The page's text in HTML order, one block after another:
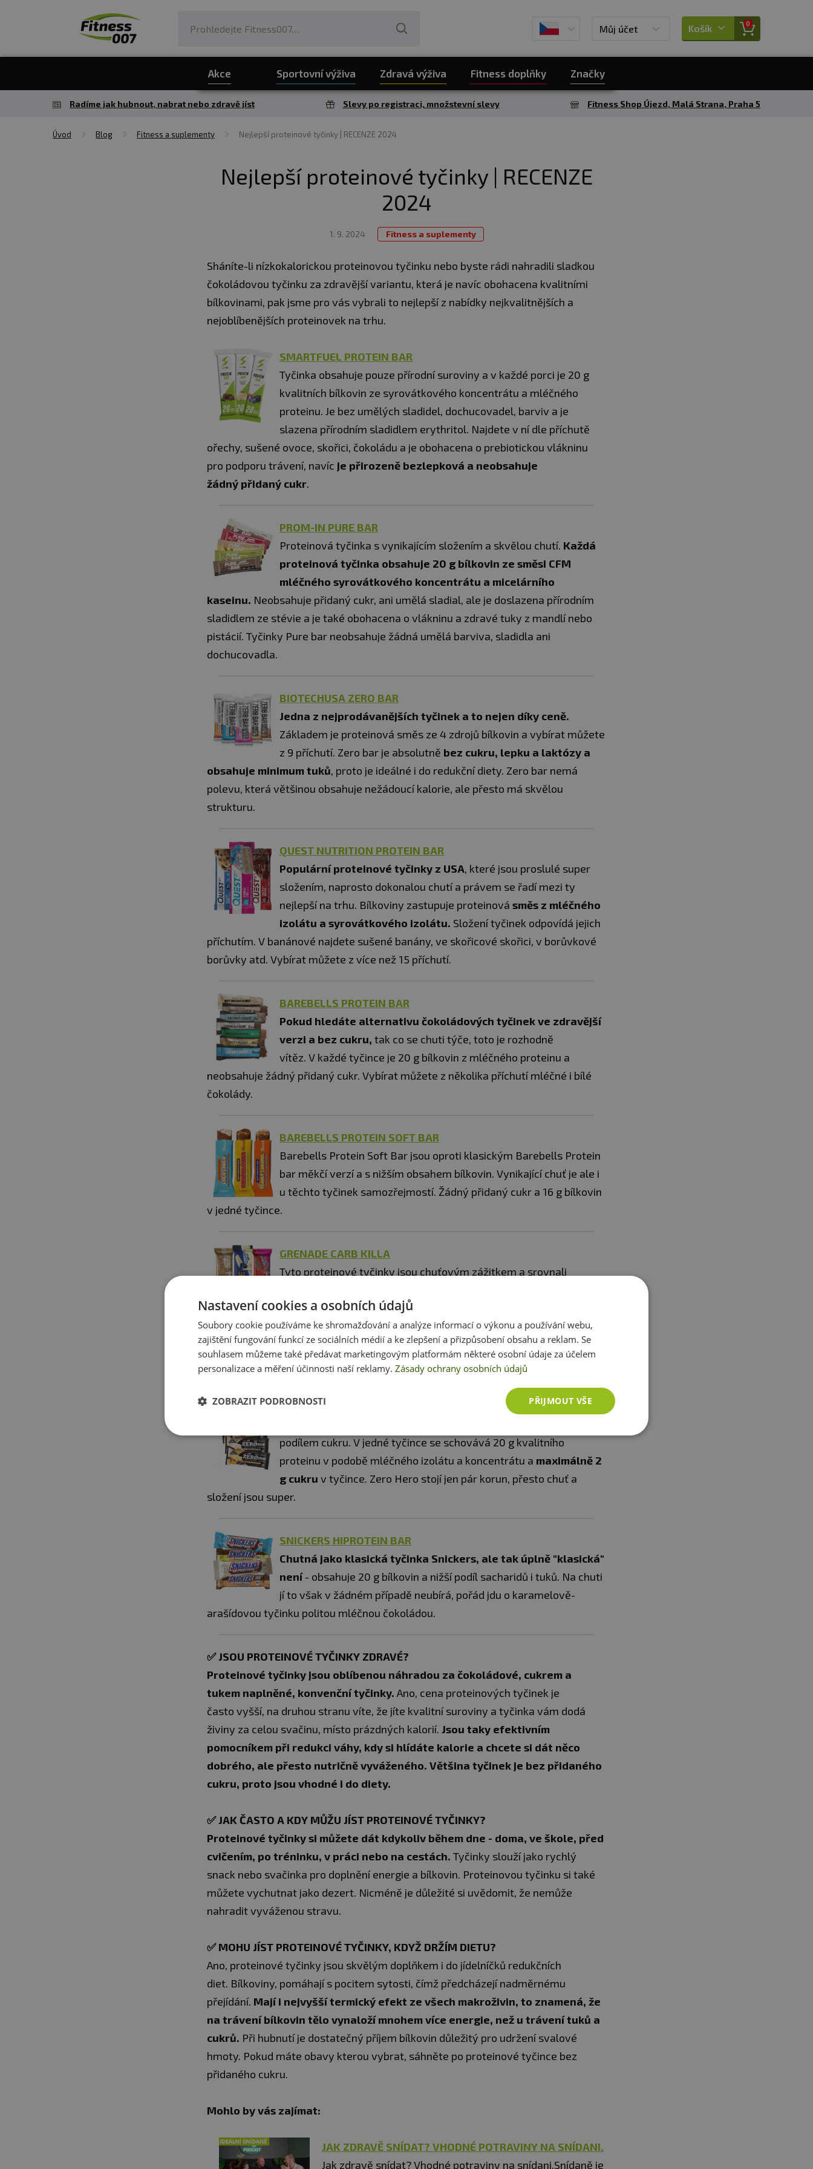
Můj účet Košík 0
Akce Sportovní výživa Zdravá výživa Fitness doplňky Značky
Radíme jak hubnout, nabrat nebo zdravě jíst Slevy po registraci, množstevní slevy Fitness Shop Újezd, Malá Strana, Praha 5
Úvod Blog Fitness a suplementy Nejlepší proteinové tyčinky | RECENZE 2024
Nejlepší proteinové tyčinky | RECENZE
2024
1. 9. 2024 Fitness a suplementy
Sháníte-li nízkokalorickou proteinovou tyčinku nebo byste rádi nahradili sladkou
čokoládovou tyčinku za zdravější variantu, která je navíc obohacena kvalitními
bílkovinami, pak jsme pro vás vybrali to nejlepší z nabídky nejkvalitnějších a
nejoblíbenějších proteinovek na trhu.
SMARTFUEL PROTEIN BAR
Tyčinka obsahuje pouze přírodní suroviny a v každé porci je 20 g
kvalitních bílkovin ze syrovátkového koncentrátu a mléčného
proteinu. Je bez umělých sladidel, dochucovadel, barviv a je
slazena přírodním sladidlem erythritol. Najdete v ní dle příchutě
ořechy, sušené ovoce, skořici, čokoládu a je obohacena o prebiotickou vlákninu
pro podporu trávení, navíc je přirozeně bezlepková a neobsahuje
žádný přidaný cukr.
PROM-IN PURE BAR
Proteinová tyčinka s vynikajícím složením a skvělou chutí. Každá
proteinová tyčinka obsahuje 20 g bílkovin ze směsi CFM
mléčného syrovátkového koncentrátu a micelárního
kaseinu. Neobsahuje přidaný cukr, ani umělá sladial, ale je doslazena přírodním
sladidlem ze stévie a je také obohacena o vlákninu a zdravé tuky z mandlí nebo
pistácií. Tyčinky Pure bar neobsahuje žádná umělá barviva, sladidla ani
dochucovadla.
BIOTECHUSA ZERO BAR
Jedna z nejprodávanějších tyčinek a to nejen díky ceně.
Základem je proteinová směs ze 4 zdrojů bílkovin a vybírat můžete
z 9 příchutí. Zero bar je absolutně bez cukru, lepku a laktózy a
obsahuje minimum tuků, proto je ideálné i do redukční diety. Zero bar nemá
polevu, která většinou obsahuje nežádoucí kalorie, ale přesto má skvělou
strukturu.
QUEST NUTRITION PROTEIN BAR
Populární proteinové tyčinky z USA, které jsou proslulé super
složením, naprosto dokonalou chutí a právem se řadí mezi ty
nejlepší na trhu. Bílkoviny zastupuje proteinová směs z mléčného
izolátu a syrovátkového izolátu. Složení tyčinek odpovídá jejich
příchutím. V banánové najdete sušené banány, ve skořicové skořici, v borůvkové
borůvky atd. Vybírat můžete z více než 15 příchutí.
BAREBELLS PROTEIN BAR
Pokud hledáte alternativu čokoládových tyčinek ve zdravější
verzi a bez cukru, tak co se chuti týče, toto je rozhodně
vítěz. V každé tyčince je 20 g bílkovin z mléčného proteinu a
neobsahuje žádný přidaný cukr. Vybírat můžete z několika příchutí mléčné i bílé
čokolády.
BAREBELLS PROTEIN SOFT BAR
Barebells Protein Soft Bar jsou oproti klasickým Barebells Protein
bar měkčí verzí a s nižším obsahem bílkovin. Vynikající chuť je ale i
u těchto tyčinek samozřejmostí. Žádný přidaný cukr a 16 g bílkovin
v jedné tyčince.
​GRENADE CARB KILLA
Tyto proteinové tyčinky jsou chuťovým zážitkem a srovnali
bez přidaného cukru, obsahují křupavý element v podobě
křupinek a v každé tyčince je 20 g bílkovin a maximálně 2 g
cukru. Vybírat můžete z více než 15 příchutí a nechybí čokoládové, oříškové ani
ovocné varianty.
AMIX ZERO HERO 31% PROTEIN BAR
podílem cukru. V jedné tyčince se schovává 20 g kvalitního
proteinu v podobě mléčného izolátu a koncentrátu a maximálně 2
g cukru v tyčince. Zero Hero stojí jen pár korun, přesto chuť a
složení jsou super.
SNICKERS HIPROTEIN BAR
Chutná jako klasická tyčinka Snickers, ale tak úplně "klasická"
není- obsahuje 20 g bílkovin a nižší podíl sacharidů i tuků. Na chuti
jí to však v žádném případě neubírá, pořád jdu o karamelově-
arašídovou tyčinku politou mléčnou čokoládou.
✅JSOU PROTEINOVÉ TYČINKY ZDRAVÉ?
Proteinové tyčinky jsou oblíbenou náhradou za čokoládové, cukrem a
tukem naplněné, konvenční tyčinky. Ano, cena proteinových tyčinek je
často vyšší, na druhou stranu víte, že jíte kvalitní suroviny a tyčinka vám dodá
živiny za celou svačinu, místo prázdných kalorií. Jsou taky efektivním
pomocníkem při redukci váhy, kdy si hlídáte kalorie a chcete si dát něco
dobrého, ale přesto nutričně vyváženého. Většina tyčinek je bez přidaného
cukru, proto jsou vhodné i do diety.
✅JAK ČASTO A KDY MŮŽU JÍST PROTEINOVÉ TYČINKY?
Proteinové tyčinky si můžete dát kdykoliv během dne - doma, ve škole, před
cvičením, po tréninku, v práci nebo na cestách. Tyčinky slouží jako rychlý
snack nebo svačinka pro doplnění energie a bílkovin. Proteinovou tyčinku si také
můžete vychutnat jako dezert. Nicméně je důležité si uvědomit, že nemůže
nahradit vyváženou stravu.
✅MOHU JÍST PROTEINOVÉ TYČINKY, KDYŽ DRŽÍM DIETU?
Ano, proteinové tyčinky jsou skvělým doplňkem i do jídelníčků redukčních
diet. Bílkoviny, pomáhají s pocitem sytosti, čímž předcházejí nadměrnému
přejídání. Mají i nejvyšší termický efekt ze všech makroživin, to znamená, že
na trávení bílkovin tělo vynaloží mnohem více energie, než u trávení tuků a
cukrů. Při hubnutí je dostatečný příjem bílkovin důležitý pro udržení svalové
hmoty. Pokud máte obavy kterou vybrat, sáhněte po proteinové tyčince bez
přidaného cukru.
Mohlo by vás zajímat:
JAK ZDRAVĚ SNÍDAT? VHODNÉ POTRAVINY NA SNÍDANI.
Jak zdravě snídat? Vhodné potraviny na snídani.Snídaně je
Nastavení cookies a osobních údajů
Soubory cookie používáme ke shromažďování a analýze informací o výkonu a používání webu,
zajištění fungování funkcí ze sociálních médií a ke zlepšení a přizpůsobení obsahu a reklam. Se
souhlasem můžeme také předávat marketingovým platformám některé osobní údaje za účelem
personalizace a měření účinnosti naší reklamy. Zásady ochrany osobních údajů
PŘIJMOUT VŠE
ZOBRAZIT PODROBNOSTI